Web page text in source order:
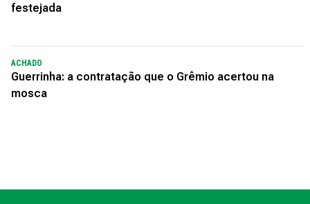
festejada
ACHADO
Guerrinha: a contratação que o Grêmio acertou na
mosca